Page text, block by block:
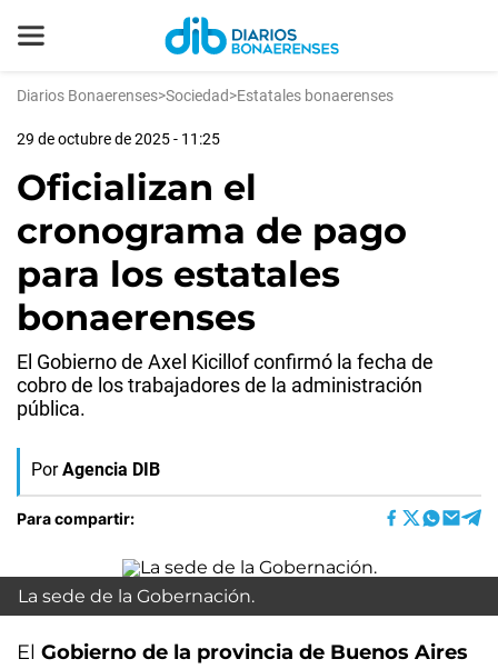
Diarios Bonaerenses>Sociedad>Estatales bonaerenses
29 de octubre de 2025 - 11:25
Oficializan el
cronograma de pago
para los estatales
bonaerenses
El Gobierno de Axel Kicillof confirmó la fecha de
cobro de los trabajadores de la administración
pública.
Por Agencia DIB
Para compartir:
La sede de la Gobernación.
El Gobierno de la provincia de Buenos Aires